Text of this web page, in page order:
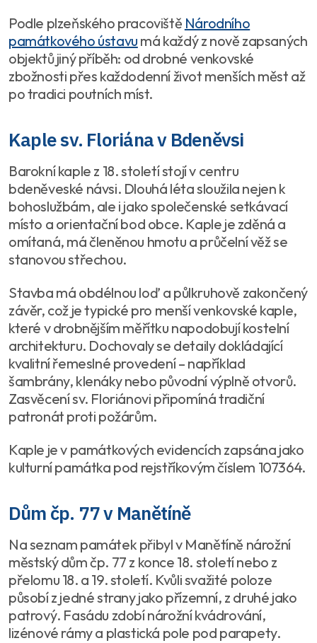
Podle plzeňského pracoviště Národního
památkového ústavu má každý z nově zapsaných
objektů jiný příběh: od drobné venkovské
zbožnosti přes každodenní život menších měst až
po tradici poutních míst.
Kaple sv. Floriána v Bdeněvsi
Barokní kaple z 18. století stojí v centru
bdeněveské návsi. Dlouhá léta sloužila nejen k
bohoslužbám, ale i jako společenské setkávací
místo a orientační bod obce. Kaple je zděná a
omítaná, má členěnou hmotu a průčelní věž se
stanovou střechou.
Stavba má obdélnou loď a půlkruhově zakončený
závěr, což je typické pro menší venkovské kaple,
které v drobnějším měřítku napodobují kostelní
architekturu. Dochovaly se detaily dokládající
kvalitní řemeslné provedení – například
šambrány, klenáky nebo původní výplně otvorů.
Zasvěcení sv. Floriánovi připomíná tradiční
patronát proti požárům.
Kaple je v památkových evidencích zapsána jako
kulturní památka pod rejstříkovým číslem 107364.
Dům čp. 77 v Manětíně
Na seznam památek přibyl v Manětíně nárožní
městský dům čp. 77 z konce 18. století nebo z
přelomu 18. a 19. století. Kvůli svažité poloze
působí z jedné strany jako přízemní, z druhé jako
patrový. Fasádu zdobí nárožní kvádrování,
lizénové rámy a plastická pole pod parapety.